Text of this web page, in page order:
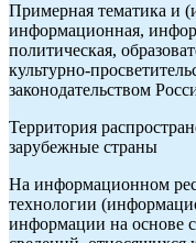
Примерная тематика и
информационная,
политическая,
культурно-
законодательством
Территория
зарубежные страны
На информационном
технологии
информации на основе